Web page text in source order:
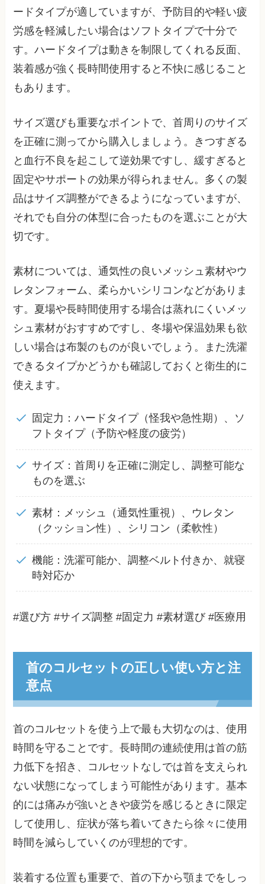
ードタイプが適していますが、予防目的や軽い疲
労感を軽減したい場合はソフトタイプで十分で
す。ハードタイプは動きを制限してくれる反面、
装着感が強く長時間使用すると不快に感じること
もあります。
サイズ選びも重要なポイントで、首周りのサイズ
を正確に測ってから購入しましょう。きつすぎる
と血行不良を起こして逆効果ですし、緩すぎると
固定やサポートの効果が得られません。多くの製
品はサイズ調整ができるようになっていますが、
それでも自分の体型に合ったものを選ぶことが大
切です。
素材については、通気性の良いメッシュ素材やウ
レタンフォーム、柔らかいシリコンなどがありま
す。夏場や長時間使用する場合は蒸れにくいメッ
シュ素材がおすすめですし、冬場や保温効果も欲
しい場合は布製のものが良いでしょう。また洗濯
できるタイプかどうかも確認しておくと衛生的に
使えます。
固定力：ハードタイプ（怪我や急性期）、ソ
フトタイプ（予防や軽度の疲労）
サイズ：首周りを正確に測定し、調整可能な
ものを選ぶ
素材：メッシュ（通気性重視）、ウレタン
（クッション性）、シリコン（柔軟性）
機能：洗濯可能か、調整ベルト付きか、就寝
時対応か
#選び方 #サイズ調整 #固定力 #素材選び #医療用
首のコルセットの正しい使い方と注
意点
首のコルセットを使う上で最も大切なのは、使用
時間を守ることです。長時間の連続使用は首の筋
力低下を招き、コルセットなしでは首を支えられ
ない状態になってしまう可能性があります。基本
的には痛みが強いときや疲労を感じるときに限定
して使用し、症状が落ち着いてきたら徐々に使用
時間を減らしていくのが理想的です。
装着する位置も重要で、首の下から顎までをしっ